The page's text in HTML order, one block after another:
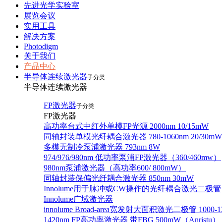
先进光学实验室
展览会议
实用工具
解决方案
Photodigm
关于我们
产品中心
半导体连续激光器子分类
半导体连续激光器
FP激光器子分类
FP激光器
高功率台式中红外单模FP光源 2000nm 10/15mW
同轴封装单模光纤耦合激光器 780-1060nm 20/30mW
多模无制冷泵浦激光器 793nm 8W
974/976/980nm 低功率泵浦FP激光器（360/460mw）
980nm泵浦激光器（高功率600/ 800mW）
同轴封装保偏光纤耦合激光器 850nm 30mW
Innolume用于脉冲或CW操作的光纤耦合激光二极管
Innolume广域激光器
innolume Broad-area宽发射大面积激光二极管 1000-
1420nm FP高功率激光器 带FBG 500mW（Anristu）